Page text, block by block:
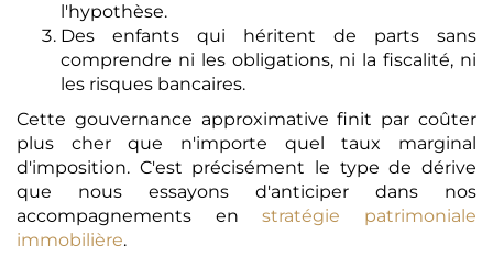
l'hypothèse.
Des enfants qui héritent de parts sans
comprendre ni les obligations, ni la fiscalité, ni
les risques bancaires.
Cette gouvernance approximative finit par coûter
plus cher que n'importe quel taux marginal
d'imposition. C'est précisément le type de dérive
que nous essayons d'anticiper dans nos
accompagnements enstratégie patrimoniale
immobilière.